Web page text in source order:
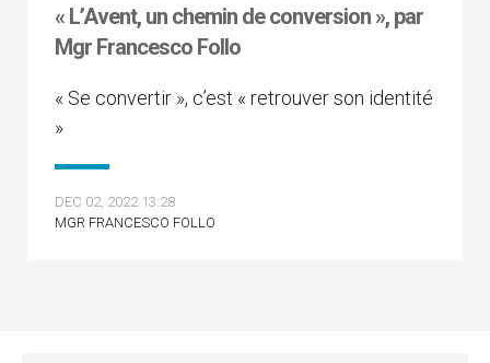
« L’Avent, un chemin de conversion », par
Mgr Francesco Follo
« Se convertir », c’est « retrouver son identité
»
DEC 02, 2022 13:28
MGR FRANCESCO FOLLO